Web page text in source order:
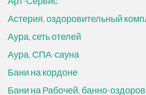
Астерия, оздоровительный
Аура, сеть отелей
Аура, СПА-сауна
Бани на кордоне
Бани на Рабочей, банно-